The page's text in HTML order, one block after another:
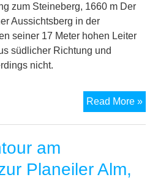
zum Steineberg, 1660 m Der
Aussichtsberg in der
seiner 17 Meter hohen Leiter
südlicher Richtung und
nicht.
Read More »
am
Planeiler Alm,